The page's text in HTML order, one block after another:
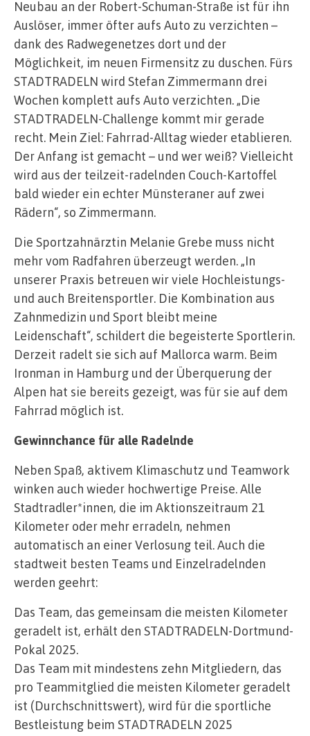
Neubau an der Robert-Schuman-Straße ist für ihn
Auslöser, immer öfter aufs Auto zu verzichten –
dank des Radwegenetzes dort und der
Möglichkeit, im neuen Firmensitz zu duschen. Fürs
STADTRADELN wird Stefan Zimmermann drei
Wochen komplett aufs Auto verzichten. „Die
STADTRADELN-Challenge kommt mir gerade
recht. Mein Ziel: Fahrrad-Alltag wieder etablieren.
Der Anfang ist gemacht – und wer weiß? Vielleicht
wird aus der teilzeit-radelnden Couch-Kartoffel
bald wieder ein echter Münsteraner auf zwei
Rädern“, so Zimmermann.
Die Sportzahnärztin Melanie Grebe muss nicht
mehr vom Radfahren überzeugt werden. „In
unserer Praxis betreuen wir viele Hochleistungs-
und auch Breitensportler. Die Kombination aus
Zahnmedizin und Sport bleibt meine
Leidenschaft“, schildert die begeisterte Sportlerin.
Derzeit radelt sie sich auf Mallorca warm. Beim
Ironman in Hamburg und der Überquerung der
Alpen hat sie bereits gezeigt, was für sie auf dem
Fahrrad möglich ist.
Gewinnchance für alle Radelnde
Neben Spaß, aktivem Klimaschutz und Teamwork
winken auch wieder hochwertige Preise. Alle
Stadtradler*innen, die im Aktionszeitraum 21
Kilometer oder mehr erradeln, nehmen
automatisch an einer Verlosung teil. Auch die
stadtweit besten Teams und Einzelradelnden
werden geehrt:
Das Team, das gemeinsam die meisten Kilometer
geradelt ist, erhält den STADTRADELN-Dortmund-
Pokal 2025.
Das Team mit mindestens zehn Mitgliedern, das
pro Teammitglied die meisten Kilometer geradelt
ist (Durchschnittswert), wird für die sportliche
Bestleistung beim STADTRADELN 2025